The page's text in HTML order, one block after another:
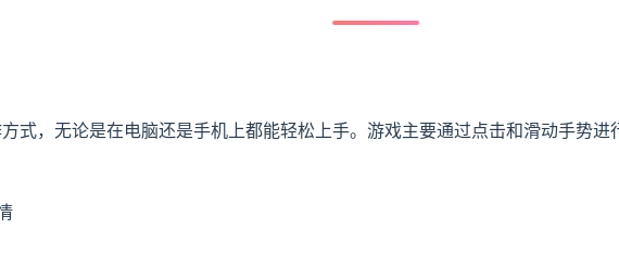
式，无论是在电脑还是手机上都能轻松上手。游戏主要通过点击和滑动手势进